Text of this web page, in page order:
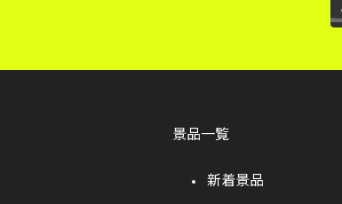
景品一覧
新着景品